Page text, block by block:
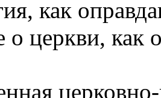
как
церкви, как